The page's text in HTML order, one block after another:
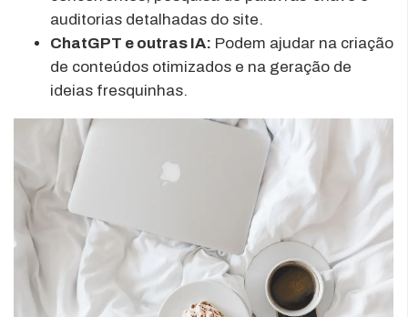
auditorias detalhadas do site.
ChatGPT e outras IA: Podem ajudar na criação
de conteúdos otimizados e na geração de
ideias fresquinhas.